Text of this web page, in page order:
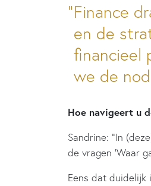
Finance
en de
financieel
we de
Hoe navigeert u
Sandrine: “In
de vragen ‘Waar
Eens dat duidelijk